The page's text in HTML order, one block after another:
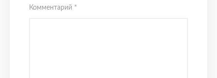
Комментарий *